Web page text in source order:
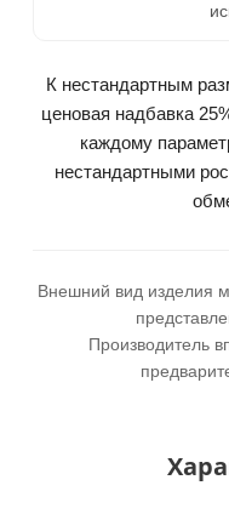
К нестандартным
ценовая надбавка
каждому
нестандартными
Внешний вид изделия
Производитель